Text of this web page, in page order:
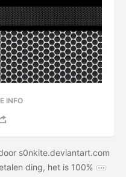
INFO
s0nkite.deviantart.com
ding, het is 100%